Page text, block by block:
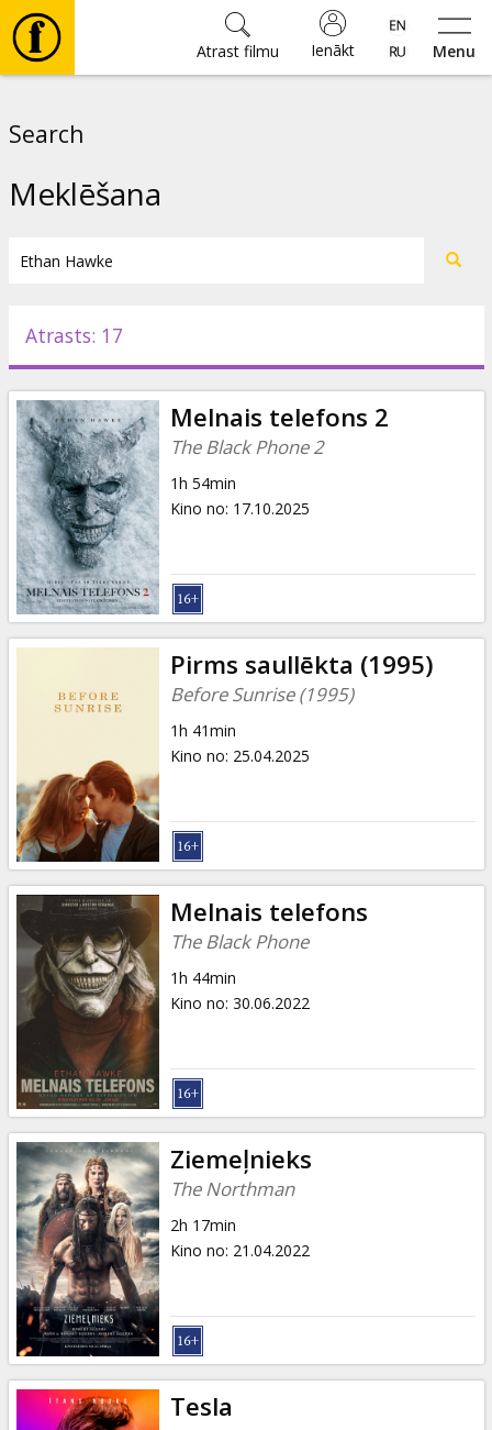
Menu
Ienākt
Atrast filmu
Pasākumi
Ziņas
Dāvanu
kartes
Uzkodas
B2B
Kino
Search
Meklēšana
Atrasts: 17
Melnais telefons 2
The Black Phone 2
1h 54min
Kino no: 17.10.2025
Pirms saullēkta (1995)
Before Sunrise (1995)
1h 41min
Kino no: 25.04.2025
Melnais telefons
The Black Phone
1h 44min
Kino no: 30.06.2022
Ziemeļnieks
The Northman
2h 17min
Kino no: 21.04.2022
Tesla